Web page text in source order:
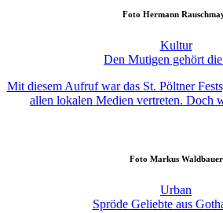
Foto Hermann
Kultur
Den Mutigen gehört
Mit diesem Aufruf war das St. Pöltner
allen lokalen Medien vertreten. Doch
Foto Markus Waldbauer
Urban
Spröde Geliebte aus